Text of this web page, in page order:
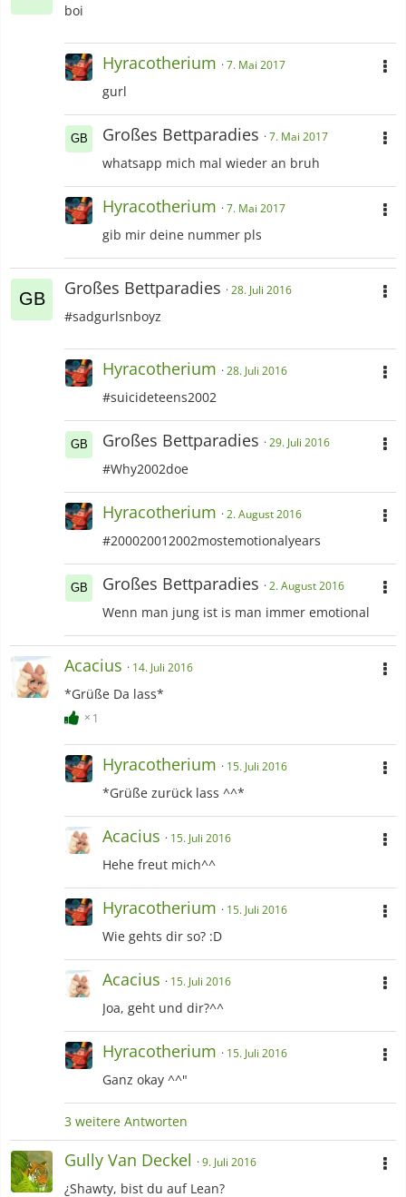
boi
Hyracotherium 7. Mai 2017
gurl
Großes Bettparadies 7. Mai 2017
whatsapp mich mal wieder an bruh
Hyracotherium 7. Mai 2017
gib mir deine nummer pls
Großes Bettparadies 28. Juli 2016
#sadgurlsnboyz
Hyracotherium 28. Juli 2016
#suicideteens2002
Großes Bettparadies 29. Juli 2016
#Why2002doe
Hyracotherium 2. August 2016
#200020012002mostemotionalyears
Großes Bettparadies 2. August 2016
Wenn man jung ist is man immer emotional
Acacius 14. Juli 2016
*Grüße Da lass*
1
Hyracotherium 15. Juli 2016
*Grüße zurück lass ^^*
Acacius 15. Juli 2016
Hehe freut mich^^
Hyracotherium 15. Juli 2016
Wie gehts dir so? :D
Acacius 15. Juli 2016
Joa, geht und dir?^^
Hyracotherium 15. Juli 2016
Ganz okay ^^"
3 weitere Antworten
Gully Van Deckel 9. Juli 2016
¿Shawty, bist du auf Lean?